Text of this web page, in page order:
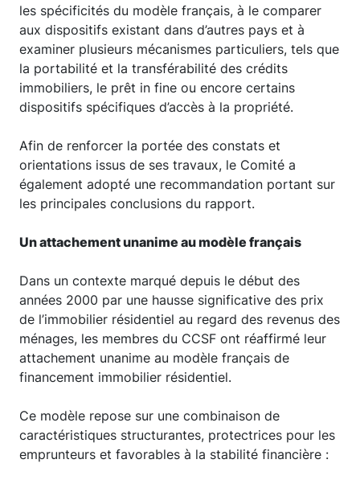
les spécificités du modèle français, à le comparer
aux dispositifs existant dans d’autres pays et à
examiner plusieurs mécanismes particuliers, tels que
la portabilité et la transférabilité des crédits
immobiliers, le prêt in fine ou encore certains
dispositifs spécifiques d’accès à la propriété.
Afin de renforcer la portée des constats et
orientations issus de ses travaux, le Comité a
également adopté une recommandation portant sur
les principales conclusions du rapport.
Un attachement unanime au modèle français
Dans un contexte marqué depuis le début des
années 2000 par une hausse significative des prix
de l’immobilier résidentiel au regard des revenus des
ménages, les membres du CCSF ont réaffirmé leur
attachement unanime au modèle français de
financement immobilier résidentiel.
Ce modèle repose sur une combinaison de
caractéristiques structurantes, protectrices pour les
emprunteurs et favorables à la stabilité financière :